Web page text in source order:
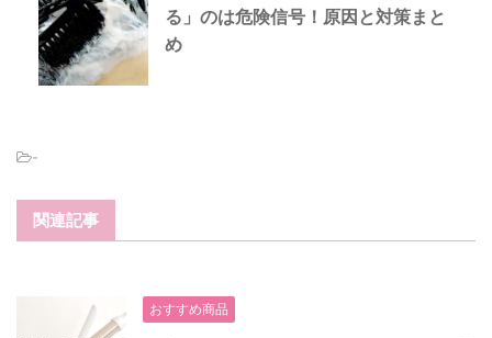
る」のは危険信号！原因と対策まと
め
-
関連記事
おすすめ商品